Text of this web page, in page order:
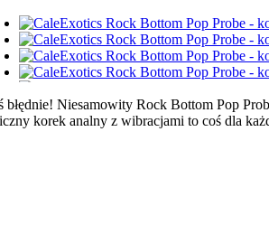
błędnie! Niesamowity Rock Bottom Pop
korek analny z wibracjami to coś dla